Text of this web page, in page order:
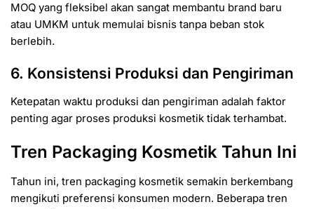
MOQ yang fleksibel akan sangat membantu brand baru
atau UMKM untuk memulai bisnis tanpa beban stok
berlebih.
6. Konsistensi Produksi dan Pengiriman
Ketepatan waktu produksi dan pengiriman adalah faktor
penting agar proses produksi kosmetik tidak terhambat.
Tren Packaging Kosmetik Tahun Ini
Tahun ini, tren packaging kosmetik semakin berkembang
mengikuti preferensi konsumen modern. Beberapa tren